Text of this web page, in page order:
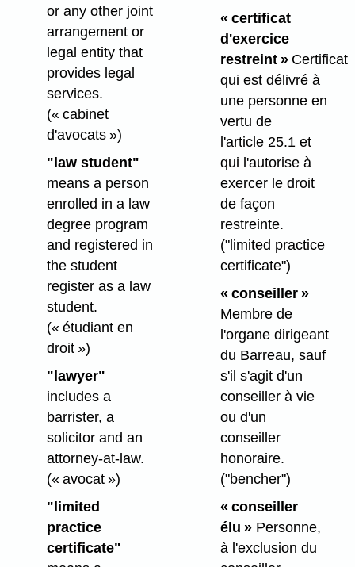
or any other joint
arrangement or
legal entity that
provides legal
services.
(« cabinet
d'avocats »)
"law student"
means a person
enrolled in a law
degree program
and registered in
the student
register as a law
student.
(« étudiant en
droit »)
"lawyer"
includes a
barrister, a
solicitor and an
attorney-at-law.
(« avocat »)
"limited
practice
certificate"
« certificat
d'exercice
restreint »Certificat
qui est délivré à
une personne en
vertu de
l'article 25.1 et
qui l'autorise à
exercer le droit
de façon
restreinte.
("limited practice
certificate")
« conseiller »
Membre de
l'organe dirigeant
du Barreau, sauf
s'il s'agit d'un
conseiller à vie
ou d'un
conseiller
honoraire.
("bencher")
« conseiller
élu » Personne,
à l'exclusion du